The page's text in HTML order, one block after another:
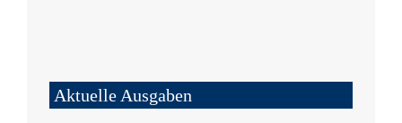
Aktuelle Ausgaben